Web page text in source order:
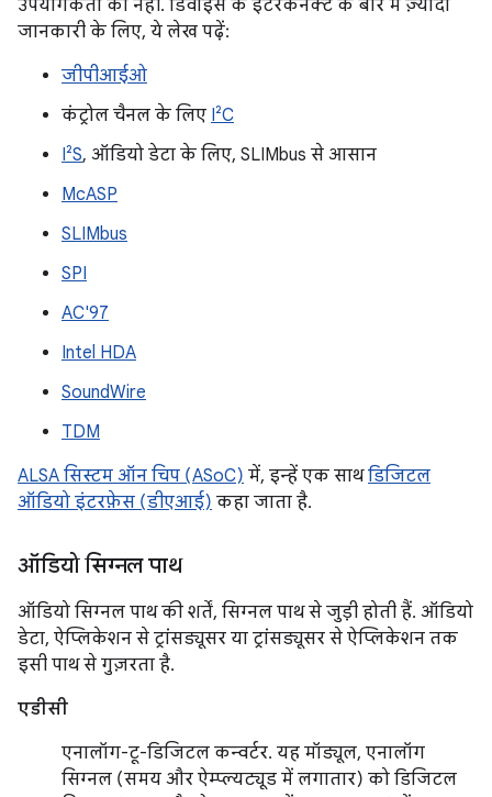
उपयोगकर्ता को नहीं. डिवाइस के इंटरकनेक्ट के बारे में ज़्यादा
जानकारी के लिए, ये लेख पढ़ें:
जीपीआईओ
कंट्रोल चैनल के लिए I²C
I²S, ऑडियो डेटा के लिए, SLIMbus से आसान
McASP
SLIMbus
SPI
AC'97
Intel HDA
SoundWire
TDM
ALSA सिस्टम ऑन चिप (ASoC) में, इन्हें एक साथडिजिटल
ऑडियो इंटरफ़ेस (डीएआई) कहा जाता है.
ऑडियो सिग्नल पाथ
ऑडियो सिग्नल पाथ की शर्तें, सिग्नल पाथ से जुड़ी होती हैं. ऑडियो
डेटा, ऐप्लिकेशन से ट्रांसड्यूसर या ट्रांसड्यूसर से ऐप्लिकेशन तक
इसी पाथ से गुज़रता है.
एडीसी
एनालॉग-टू-डिजिटल कन्वर्टर. यह मॉड्यूल, एनालॉग
सिग्नल (समय और ऐम्प्ल्यट्यूड में लगातार) को डिजिटल